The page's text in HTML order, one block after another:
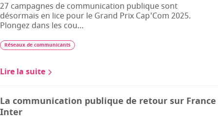
27 campagnes de communication publique sont
désormais en lice pour le Grand Prix Cap'Com 2025.
Plongez dans les cou…
Lire la suite
Réseaux de communicants
La communication publique de retour sur France
Inter